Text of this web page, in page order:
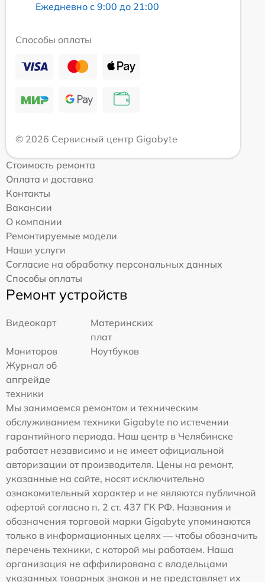
Ежедневно с 9:00 до 21:00
Способы оплаты
© 2026 Сервисный центр Gigabyte
Стоимость ремонта
Оплата и доставка
Контакты
Вакансии
О компании
Ремонтируемые модели
Наши услуги
Согласие на обработку персональных данных
Способы оплаты
Ремонт устройств
Видеокарт
Материнских
плат
Мониторов
Ноутбуков
Журнал об
апгрейде
техники
Мы занимаемся ремонтом и техническим
обслуживанием техники Gigabyte по истечении
гарантийного периода. Наш центр в Челябинске
работает независимо и не имеет официальной
авторизации от производителя. Цены на ремонт,
указанные на сайте, носят исключительно
ознакомительный характер и не являются публичной
офертой согласно п. 2 ст. 437 ГК РФ. Названия и
обозначения торговой марки Gigabyte упоминаются
только в информационных целях — чтобы обозначить
перечень техники, с которой мы работаем. Наша
организация не аффилирована с владельцами
указанных товарных знаков и не представляет их